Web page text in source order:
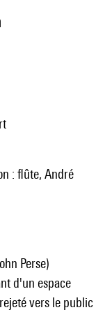
Perse)
d'un espace
vers le public